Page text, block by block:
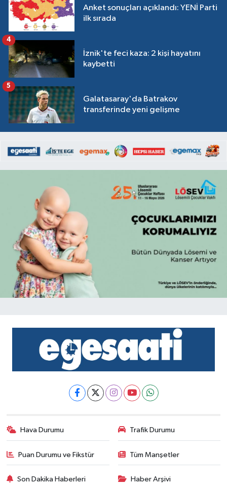
Anket sonuçları açıklandı: YENİ Parti
ilk sırada
İznik'te feci kaza: 2 kişi hayatını
kaybetti
4
Galatasaray'da Batrakov
transferinde yeni gelişme
5
Hava Durumu Trafik Durumu
Puan Durumu ve Fikstür Tüm Manşetler
Son Dakika Haberleri Haber Arşivi